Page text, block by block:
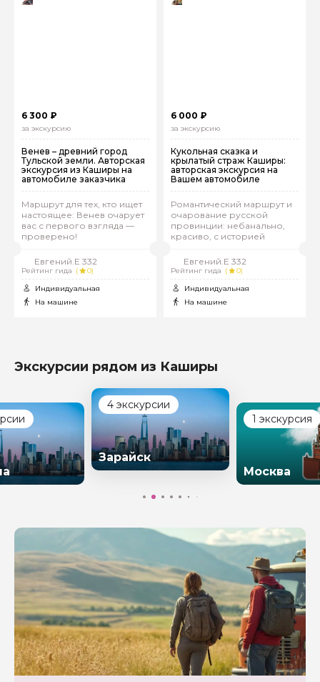
6 300 ₽
за экскурсию
Венев – древний город
Тульской земли. Авторская
экскурсия из Каширы на
автомобиле заказчика
Маршрут для тех, кто ищет
настоящее: Венев очарует
вас с первого взгляда —
проверено!
Евгений.Е 332
Рейтинг гида (
0)
Индивидуальная
На машине
6 000 ₽
за экскурсию
Кукольная сказка и
крылатый страж Каширы:
авторская экскурсия на
Вашем автомобиле
Романтический маршрут и
очарование русской
провинции: небанально,
красиво, с историей
Евгений.Е 332
Рейтинг гида (
0)
Индивидуальная
На машине
Экскурсии рядом из Каширы
4 экскурсии
Зарайск
1 экскурсия
Москва
Задайте свой вопрос гиду
Как вас зовут